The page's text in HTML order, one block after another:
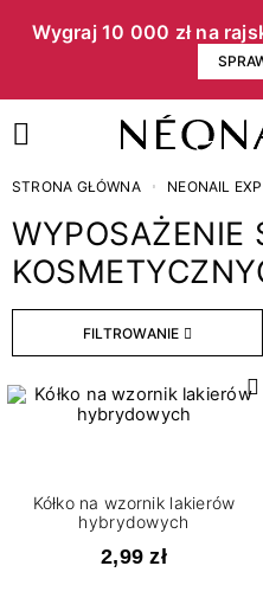
Wygraj 10 000 zł na
Cena
zł zł
Pojemność
WYCZYŚĆ
STRONA GŁÓWNA NEONAIL
WYPOSAŻENIE
FILTROWANIE
Kółko na wzornik lakierów
hybrydowych
2,99 zł